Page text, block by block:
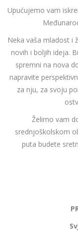
Upućujemo vam
Neka vaša mladost i
novih i boljih ideja.
spremni na nova
napravite
za nju, za svoju
Želimo vam
srednjoškolskom
puta budete